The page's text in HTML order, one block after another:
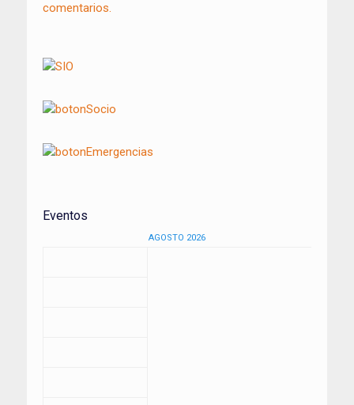
comentarios.
Eventos
AGOSTO 2026